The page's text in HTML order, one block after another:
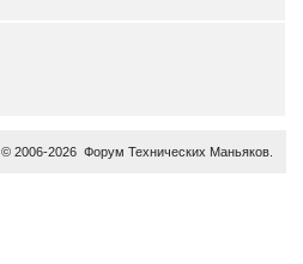
© 2006-2026Форум Технических Маньяков